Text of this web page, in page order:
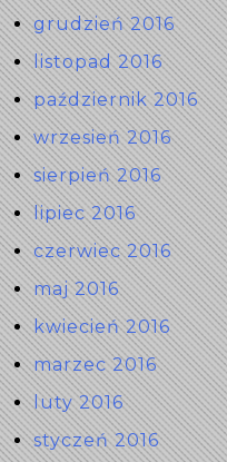
grudzień 2016
listopad 2016
październik 2016
wrzesień 2016
sierpień 2016
lipiec 2016
czerwiec 2016
maj 2016
kwiecień 2016
marzec 2016
luty 2016
styczeń 2016